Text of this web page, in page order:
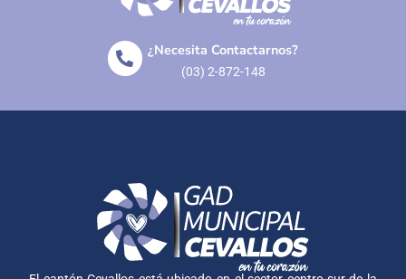
¿Necesita Contactarnos?
(03) 2-872-148